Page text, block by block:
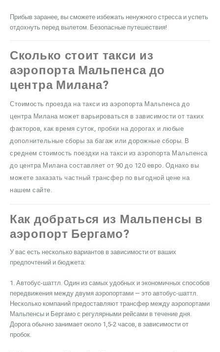
Прибыв заранее, вы сможете избежать ненужного стресса и успеть
отдохнуть перед вылетом. Безопасные путешествия!
Сколько стоит такси из
аэропорта Мальпенса до
центра Милана?
Стоимость проезда на такси из аэропорта Мальпенса до
центра Милана может варьироваться в зависимости от таких
факторов, как время суток, пробки на дорогах и любые
дополнительные сборы за багаж или дорожные сборы. В
среднем стоимость поездки на такси из аэропорта Мальпенса
до центра Милана составляет от 90 до 120 евро. Однако вы
можете заказать частный трансфер по выгодной цене на
нашем сайте.
Как добраться из Мальпенсы в
аэропорт Бергамо?
У вас есть несколько вариантов в зависимости от ваших
предпочтений и бюджета:
1. Автобус-шаттл. Один из самых удобных и экономичных способов
передвижения между двумя аэропортами — это автобус-шаттл.
Несколько компаний предоставляют трансфер между аэропортами
Мальпенсы и Бергамо с регулярными рейсами в течение дня.
Дорога обычно занимает около 1,5-2 часов, в зависимости от
пробок.